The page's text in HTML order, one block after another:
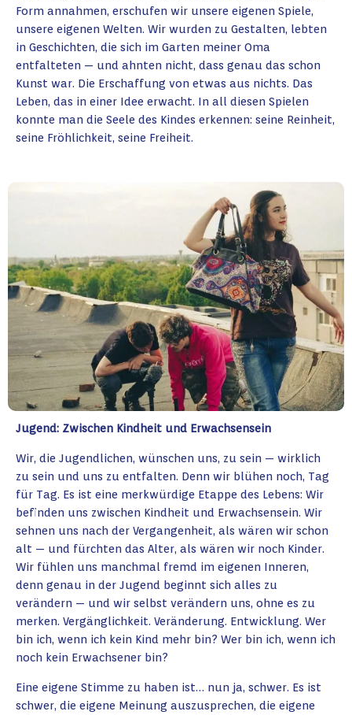
Form annahmen, erschufen wir unsere eigenen Spiele,
unsere eigenen Welten. Wir wurden zu Gestalten, lebten
in Geschichten, die sich im Garten meiner Oma
entfalteten — und ahnten nicht, dass genau das schon
Kunst war. Die Erschaffung von etwas aus nichts. Das
Leben, das in einer Idee erwacht. In all diesen Spielen
konnte man die Seele des Kindes erkennen: seine Reinheit,
seine Fröhlichkeit, seine Freiheit.
Jugend: Zwischen Kindheit und Erwachsensein
Wir, die Jugendlichen, wünschen uns, zu sein — wirklich
zu sein und uns zu entfalten. Denn wir blühen noch, Tag
für Tag. Es ist eine merkwürdige Etappe des Lebens: Wir
befinden uns zwischen Kindheit und Erwachsensein. Wir
sehnen uns nach der Vergangenheit, als wären wir schon
alt — und fürchten das Alter, als wären wir noch Kinder.
Wir fühlen uns manchmal fremd im eigenen Inneren,
denn genau in der Jugend beginnt sich alles zu
verändern — und wir selbst verändern uns, ohne es zu
merken. Vergänglichkeit. Veränderung. Entwicklung. Wer
bin ich, wenn ich kein Kind mehr bin? Wer bin ich, wenn ich
noch kein Erwachsener bin?
Eine eigene Stimme zu haben ist… nun ja, schwer. Es ist
schwer, die eigene Meinung auszusprechen, die eigene